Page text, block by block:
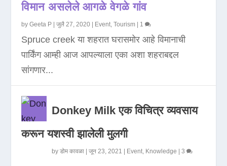
विमान असलेले आगळे वेगळे गांव
byGeeta P |जुलै 27, 2020 Event,Tourism 1
Spruce creek या शहरात घरासमोर आहे विमानाची
पार्किंग आम्ही आज आपल्याला एका अशा शहराबद्दल
सांगणार...
Donkey Milk एक विचित्र व्यवसाय
करून यशस्वी झालेली मुलगी
byडोम कावळा |जून 23, 2021 Event, Knowledge |3